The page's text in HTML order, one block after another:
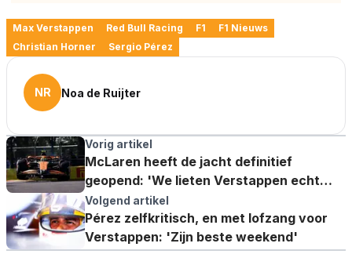
Max Verstappen Red Bull Racing F1
F1 Nieuws
Christian Horner
Sergio Pérez
NR Noa de Ruijter
Vorig artikel
McLaren heeft de jacht definitief
geopend: 'We lieten Verstappen echt
zweten'
Volgend artikel
Pérez zelfkritisch, en met lofzang voor
Verstappen: 'Zijn beste weekend'